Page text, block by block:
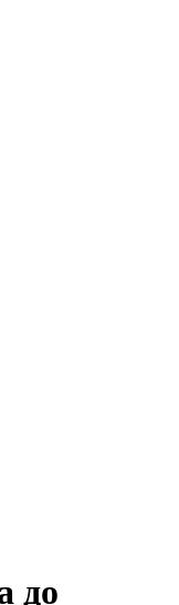
до